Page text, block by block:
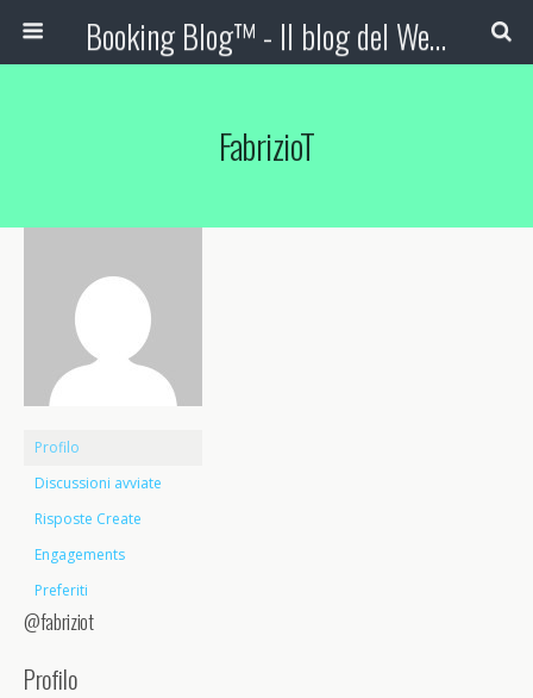
Booking Blog™ - Il blog del Web Marketing Turistico
FabrizioT
Profilo
Discussioni avviate
Risposte Create
Engagements
Preferiti
@fabriziot
Profilo